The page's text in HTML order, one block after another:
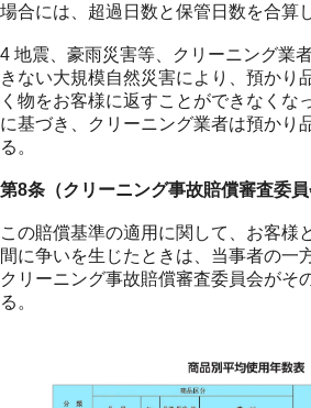
場合には、超過日数と保管日数を合算
4 地震、豪雨災害等、クリーニング業
きない大規模自然災害により、預かり
く物をお客様に返すことができなくな
に基づき、クリーニング業者は預かり
る。
第8条（クリーニング事故賠償審査委員
この賠償基準の適用に関して、お客様
間に争いを生じたときは、当事者の一
クリーニング事故賠償審査委員会がそ
る。